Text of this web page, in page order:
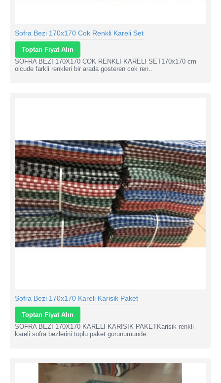
Sofra Bezi 170x170 Cok Renkli Kareli Set
Toptan Fiyat Alın
SOFRA BEZI 170X170 COK RENKLI KARELI SET170x170 cm
olcude farkli renkleri bir arada gosteren cok ren..
Sofra Bezi 170x170 Kareli Karisik Paket
Toptan Fiyat Alın
SOFRA BEZI 170X170 KARELI KARISIK PAKETKarisik renkli
kareli sofra bezlerini toplu paket gorunumunde..